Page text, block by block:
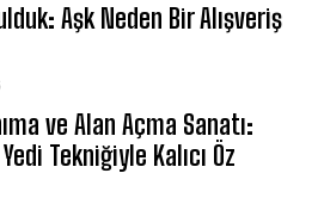
Aşk Neden Bir Alışveriş
ve Alan Açma Sanatı:
Tekniğiyle Kalıcı Öz